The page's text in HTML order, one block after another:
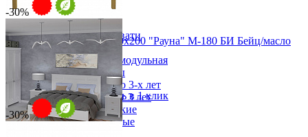
Детская
Двухъярусные кровати
Декор в детскую
Детская Вилия-М модульная
Детские гарнитуры
Детские кровати до 3-х лет
Детские кровати от 3 лет
Комоды классические
Комоды пеленальные
Двуспальная кровать 180х200 "Рауна" М-180 БИ Бейц/масло
от 42 378 ₽
от 60 540 ₽
193х117/44х215 см
В корзину Быстро купить в 1 клик
-30%
-30%